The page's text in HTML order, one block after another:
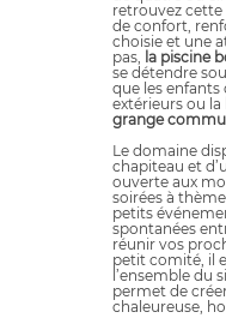
retrouvez
de confort,
choisie et une
pas, la piscine
se détendre
que les enfants
extérieurs ou la
grange
Le domaine
chapiteau et
ouverte aux
soirées à
petits
spontanées
réunir vos
petit comité, il
l’ensemble du
permet de
chaleureuse,